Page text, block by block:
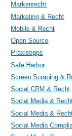
Markenrecht
Marketing & Recht
Mobile & Recht
Open Source
Praxistipps
Safe Harbor
Screen Scraping &
Social CRM & Recht
Social Media &
Social Media &
Social Media